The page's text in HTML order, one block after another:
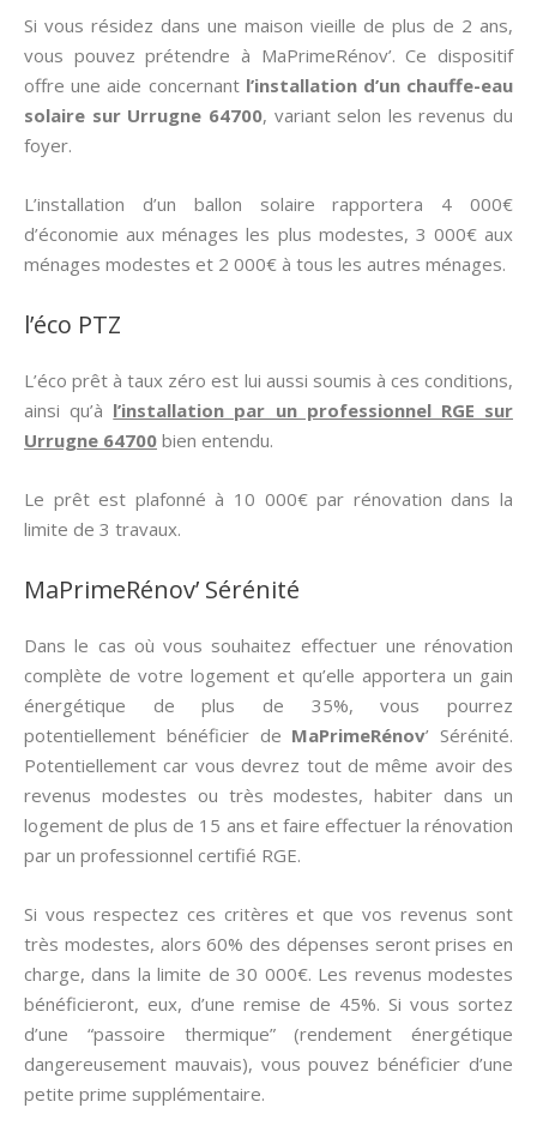
Si vous résidez dans une maison vieille de plus de 2 ans,
vous pouvez prétendre à MaPrimeRénov’. Ce dispositif
offre une aide concernant l’installation d’un chauffe-eau
solaire sur Urrugne 64700, variant selon les revenus du
foyer.
L’installation d’un ballon solaire rapportera 4 000€
d’économie aux ménages les plus modestes, 3 000€ aux
ménages modestes et 2 000€ à tous les autres ménages.
l’éco PTZ
L’éco prêt à taux zéro est lui aussi soumis à ces conditions,
ainsi qu’à l’installation par un professionnel RGE sur
Urrugne 64700 bien entendu.
Le prêt est plafonné à 10 000€ par rénovation dans la
limite de 3 travaux.
MaPrimeRénov’ Sérénité
Dans le cas où vous souhaitez effectuer une rénovation
complète de votre logement et qu’elle apportera un gain
énergétique de plus de 35%, vous pourrez
potentiellement bénéficier de MaPrimeRénov’ Sérénité.
Potentiellement car vous devrez tout de même avoir des
revenus modestes ou très modestes, habiter dans un
logement de plus de 15 ans et faire effectuer la rénovation
par un professionnel certifié RGE.
Si vous respectez ces critères et que vos revenus sont
très modestes, alors 60% des dépenses seront prises en
charge, dans la limite de 30 000€. Les revenus modestes
bénéficieront, eux, d’une remise de 45%. Si vous sortez
d’une “passoire thermique” (rendement énergétique
dangereusement mauvais), vous pouvez bénéficier d’une
petite prime supplémentaire.